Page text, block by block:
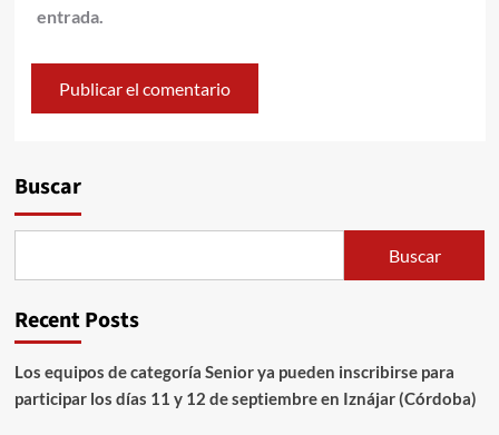
entrada.
Buscar
Buscar
Recent Posts
Los equipos de categoría Senior ya pueden inscribirse para
participar los días 11 y 12 de septiembre en Iznájar (Córdoba)